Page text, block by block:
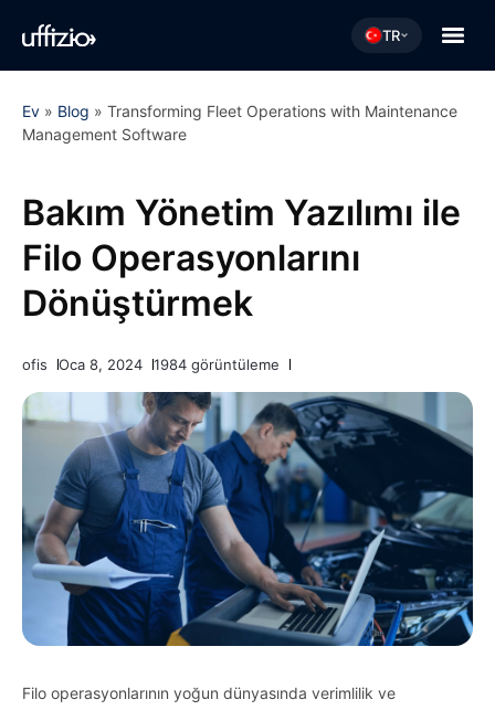
TR
Ev » Blog » Transforming Fleet Operations with Maintenance
Management Software
Bakım Yönetim Yazılımı ile
Filo Operasyonlarını
Dönüştürmek
ofis Oca 8, 2024 1984 görüntüleme
Filo operasyonlarının yoğun dünyasında verimlilik ve